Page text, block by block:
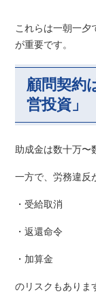
これらは一朝一夕
が重要です。
顧問契約
営投資」
助成金は数十万〜
一方で、労務違反
・受給取消
・返還命令
・加算金
のリスクもありま